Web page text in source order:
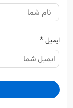
ایمیل*